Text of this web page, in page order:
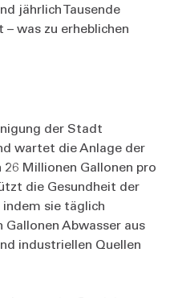
jährlich Tausende
was zu erheblichen
der Stadt
wartet die Anlage der
Millionen Gallonen pro
die Gesundheit der
sie täglich
Abwasser aus
industriellen Quellen